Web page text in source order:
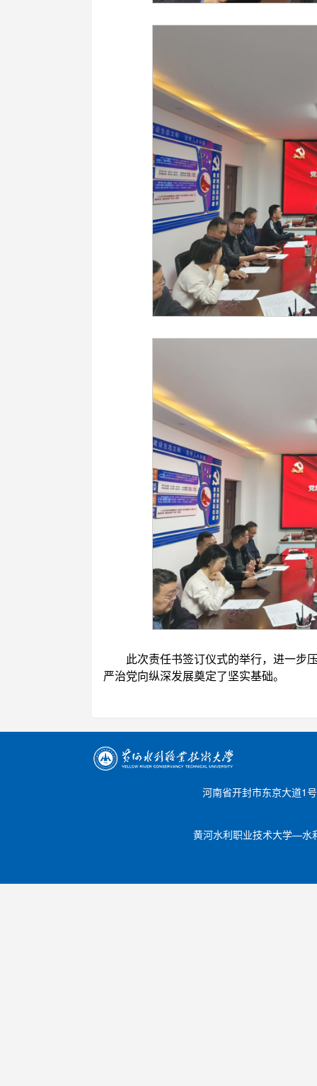
此次责任书签订仪式的举行，进一步
严治党向纵深发展奠定了坚实基础。
河南省开封市东京大道1
黄河水利职业技术大学—水